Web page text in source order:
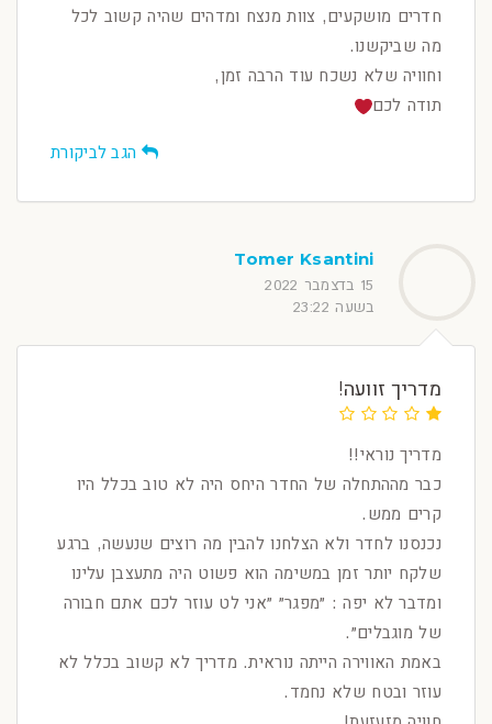
חדרים מושקעים, צוות מנצח ומדהים שהיה קשוב לכל
מה שביקשנו.
וחוויה שלא נשכח עוד הרבה זמן,
תודה לכם
הגב לביקורת
Tomer Ksantini
15 בדצמבר 2022
בשעה 23:22
מדריך זוועה!
מדריך נוראי!!
כבר מההתחלה של החדר היחס היה לא טוב בכלל היו
קרים ממש.
נכנסנו לחדר ולא הצלחנו להבין מה רוצים שנעשה, ברגע
שלקח יותר זמן במשימה הוא פשוט היה מתעצבן עלינו
ומדבר לא יפה : ״מפגר״ ״אני לט עוזר לכם אתם חבורה
של מוגבלים״.
באמת האווירה הייתה נוראית. מדריך לא קשוב בכלל לא
עוזר ובטח שלא נחמד.